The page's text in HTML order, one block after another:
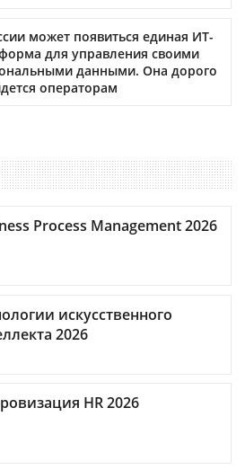
может появиться единая ИТ-
для управления своими
данными. Она дорого
операторам
Process Management 2026
искусственного
2026
HR 2026